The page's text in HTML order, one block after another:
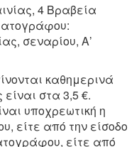
4 Βραβεία
σεναρίου, Α’
καθημερινά
είναι στα 3,5 €.
υποχρεωτική η
είτε από την είσοδο
είτε από